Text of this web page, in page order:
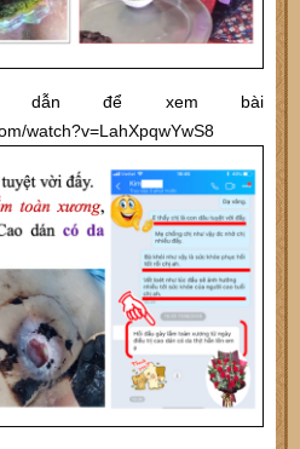
dẫn để xem bài
watch?v=LahXpqwYwS8